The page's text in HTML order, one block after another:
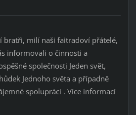
bratři, milí naši faitradoví přátelé,
informovali o činnosti a
společnosti Jeden svět,
Jednoho světa a případně
spolupráci . Více informací